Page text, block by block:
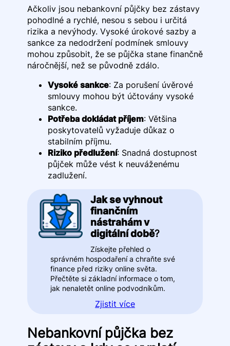
Ačkoliv jsou nebankovní půjčky bez zástavy
pohodlné a rychlé, nesou s sebou i určitá
rizika a nevýhody. Vysoké úrokové sazby a
sankce za nedodržení podmínek smlouvy
mohou způsobit, že se půjčka stane finančně
náročnější, než se původně zdálo.
Vysoké sankce: Za porušení úvěrové
smlouvy mohou být účtovány vysoké
sankce.
Potřeba dokládat příjem: Většina
poskytovatelů vyžaduje důkaz o
stabilním příjmu.
Riziko předlužení: Snadná dostupnost
půjček může vést k neuváženému
zadlužení.
Jak se vyhnout
finančním
nástrahám v
digitální době?
Získejte přehled o
správném hospodaření a chraňte své
finance před riziky online světa.
Přečtěte si základní informace o tom,
jak nenaletět online podvodníkům.
Zjistit více
Nebankovní půjčka bez